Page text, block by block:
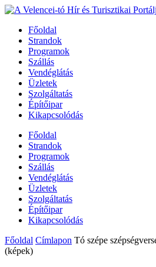
Főoldal
Strandok
Programok
Szállás
Vendéglátás
Üzletek
Szolgáltatás
Építőipar
Kikapcsolódás
Főoldal
Strandok
Programok
Szállás
Vendéglátás
Üzletek
Szolgáltatás
Építőipar
Kikapcsolódás
Főoldal Címlapon Tó szépe
(képek)